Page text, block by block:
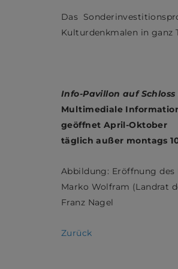
Das
Kulturdenkmalen in ganz
Info-Pavillon auf
Multimediale
geöffnet April-Oktober
täglich außer montags
Abbildung: Eröffnung
Marko Wolfram (Landrat
Franz Nagel
Zurück